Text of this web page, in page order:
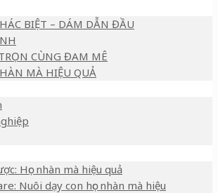
BIỆT – DÁM DẪN ĐẦU
CÙNG ĐAM MÊ
MÀ HIỆU QUẢ
Học nhàn mà hiệu quả
Nuôi dạy con học nhàn mà hiệu